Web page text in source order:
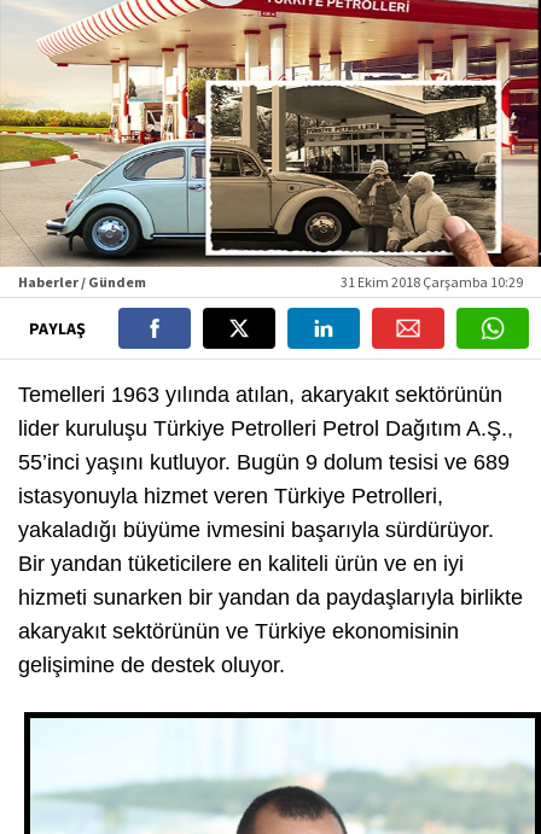
Haberler / Gündem 31 Ekim 2018 Çarşamba 10:29
PAYLAŞ
Temelleri 1963 yılında atılan, akaryakıt sektörünün
lider kuruluşu Türkiye Petrolleri Petrol Dağıtım A.Ş.,
55’inci yaşını kutluyor. Bugün 9 dolum tesisi ve 689
istasyonuyla hizmet veren Türkiye Petrolleri,
yakaladığı büyüme ivmesini başarıyla sürdürüyor.
Bir yandan tüketicilere en kaliteli ürün ve en iyi
hizmeti sunarken bir yandan da paydaşlarıyla birlikte
akaryakıt sektörünün ve Türkiye ekonomisinin
gelişimine de destek oluyor.